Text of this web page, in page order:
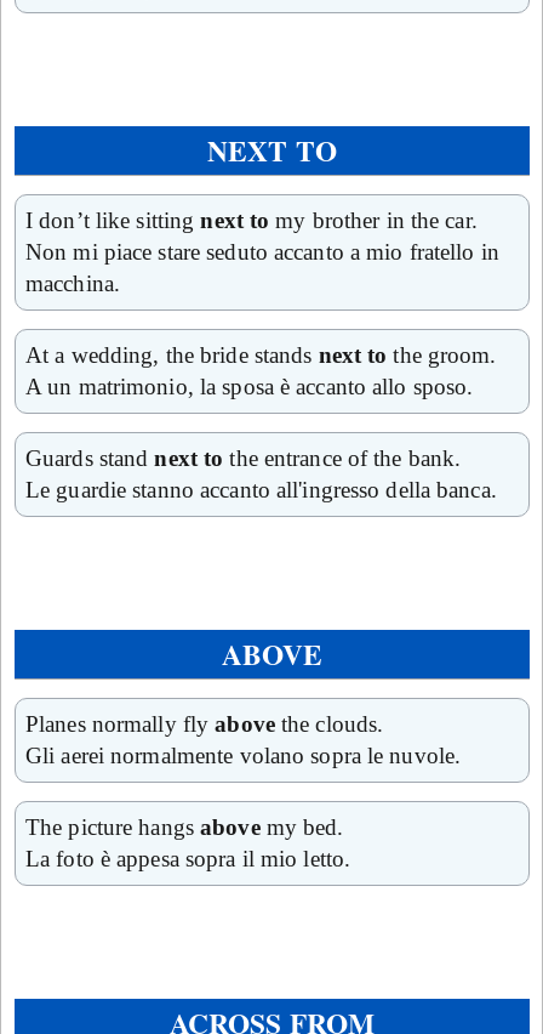
NEXT TO
I don’t like sittingnext to my brother in the car.
Non mi piace stare seduto accanto a mio fratello in
macchina.
At a wedding, the bride stands next to the groom.
A un matrimonio, la sposa è accanto allo sposo.
Guards standnext to the entrance of the bank.
Le guardie stanno accanto all'ingresso della banca.
ABOVE
Planes normally flyabovethe clouds.
Gli aerei normalmente volano sopra le nuvole.
The picture hangsabovemy bed.
La foto è appesa sopra il mio letto.
ACROSS FROM